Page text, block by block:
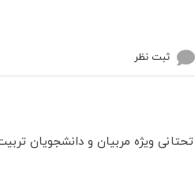
ثبت نظر
ویژه مربیان و دانشجویان